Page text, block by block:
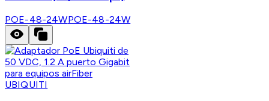
POE-48-24WPOE-48-24W
UBIQUITI